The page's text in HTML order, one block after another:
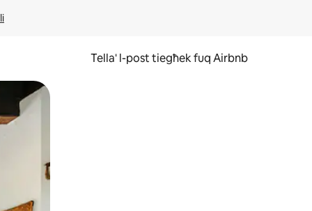
Tella' l-post tiegħek fuq Airbnb